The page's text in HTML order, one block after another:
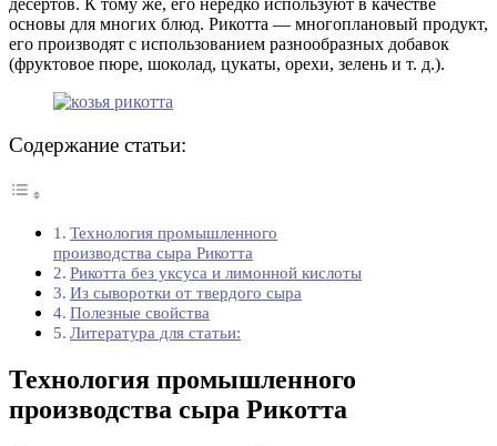
основы для многих блюд. Рикотта — многоплановый продукт,
его производят с использованием разнообразных добавок
(фруктовое пюре, шоколад, цукаты, орехи, зелень и т. д.).
Содержание статьи:
Технология промышленного
производства сыра Рикотта
Рикотта без уксуса и лимонной кислоты
Из сыворотки от твердого сыра
Полезные свойства
Литература для статьи:
Технология промышленного
производства сыра Рикотта